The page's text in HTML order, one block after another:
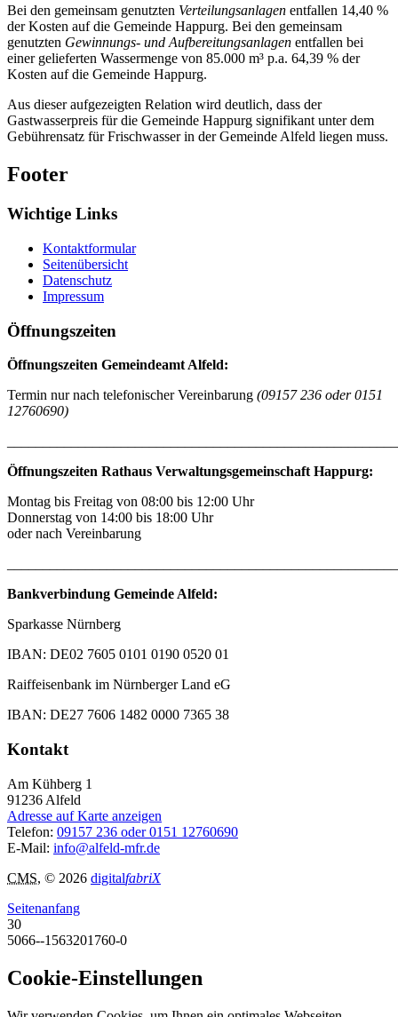
Bei den gemeinsam genutzten Verteilungsanlagen entfallen 14,40 %
der Kosten auf die Gemeinde Happurg. Bei den gemeinsam
genutzten Gewinnungs- und Aufbereitungsanlagen entfallen bei
einer gelieferten Wassermenge von 85.000 m³ p.a. 64,39 % der
Kosten auf die Gemeinde Happurg.
Aus dieser aufgezeigten Relation wird deutlich, dass der
Gastwasserpreis für die Gemeinde Happurg signifikant unter dem
Gebührensatz für Frischwasser in der Gemeinde Alfeld liegen muss.
Footer
Wichtige Links
Kontaktformular
Seitenübersicht
Datenschutz
Impressum
Öffnungszeiten
Öffnungszeiten Gemeindeamt Alfeld:
Termin nur nach telefonischer Vereinbarung (09157 236 oder 0151
12760690)
Öffnungszeiten Rathaus Verwaltungsgemeinschaft Happurg:
Montag bis Freitag von 08:00 bis 12:00 Uhr
Donnerstag von 14:00 bis 18:00 Uhr
oder nach Vereinbarung
Bankverbindung Gemeinde Alfeld:
Sparkasse Nürnberg
IBAN: DE02 7605 0101 0190 0520 01
Raiffeisenbank im Nürnberger Land eG
IBAN: DE27 7606 1482 0000 7365 38
Kontakt
Am Kühberg 1
91236 Alfeld
Adresse auf Karte anzeigen
Telefon: 09157 236 oder 0151 12760690
E-Mail: info@alfeld-mfr.de
CMS, © 2026 digitalfabriX
Seitenanfang
30
5066--1563201760-0
Cookie-Einstellungen